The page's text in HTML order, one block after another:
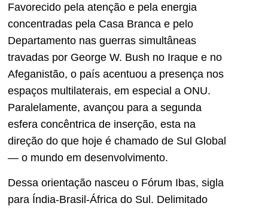
Favorecido pela atenção e pela energia
concentradas pela Casa Branca e pelo
Departamento nas guerras simultâneas
travadas por George W. Bush no Iraque e no
Afeganistão, o país acentuou a presença nos
espaços multilaterais, em especial a ONU.
Paralelamente, avançou para a segunda
esfera concêntrica de inserção, esta na
direção do que hoje é chamado de Sul Global
— o mundo em desenvolvimento.
Dessa orientação nasceu o Fórum Ibas, sigla
para Índia-Brasil-África do Sul. Delimitado